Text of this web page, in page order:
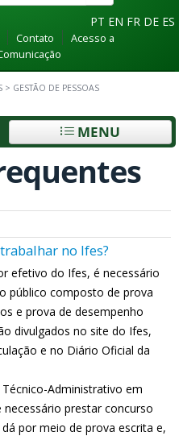
PT EN FR DE ES
Contato
Acesso a
> GESTÃO DE PESSOAS
MENU
no Ifes?
efetivo do Ifes, é necessário
público composto de prova
e prova de desempenho
divulgados no site do Ifes,
e no Diário Oficial da
Administrativo em
necessário prestar concurso
por meio de prova escrita e,